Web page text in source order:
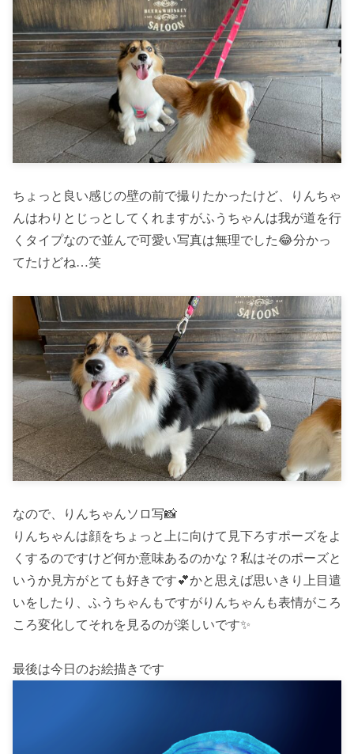
ちょっと良い感じの壁の前で撮りたかったけど、りんちゃ
んはわりとじっとしてくれますがふうちゃんは我が道を行
くタイプなので並んで可愛い写真は無理でした😂分かっ
てたけどね…笑
なので、りんちゃんソロ写📸
りんちゃんは顔をちょっと上に向けて見下ろすポーズをよ
くするのですけど何か意味あるのかな？私はそのポーズと
いうか見方がとても好きです💕かと思えば思いきり上目遣
いをしたり、ふうちゃんもですがりんちゃんも表情がころ
ころ変化してそれを見るのが楽しいです✨
最後は今日のお絵描きです